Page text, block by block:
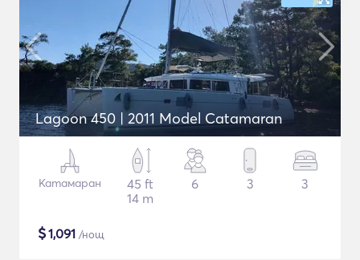
Lagoon 450 | 2011 Model Catamaran
Катамаран
45 ft
14 m
6 3 3
$1,091 /нощ